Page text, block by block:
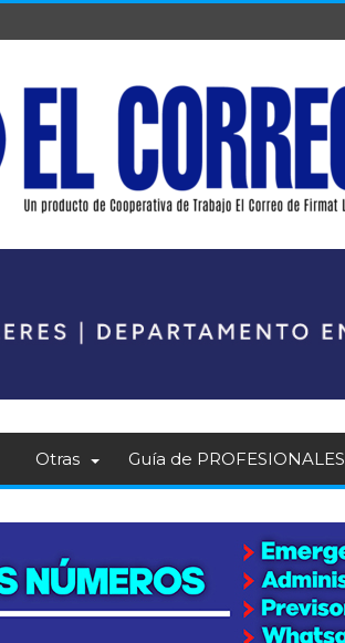
Otras Guía de PROFESIONALES